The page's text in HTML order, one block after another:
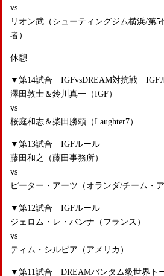
vs
リオン武（シューティングジム横浜/第
者）
休憩
▼第14試合 IGFvsDREAM対抗戦 IGF
澤田敦士＆鈴川真一（IGF）
vs
桜庭和志＆柴田勝頼（Laughter7）
▼第13試合 IGFルール
藤田和之（藤田事務所）
vs
ピーター・アーツ（オランダ/チーム・
▼第12試合 IGFルール
ジェロム・レ・バンナ（フランス）
vs
ティム・シルビア（アメリカ）
▼第11試合 DREAMバンタム級世界ト